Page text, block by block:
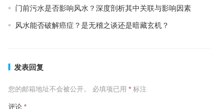
门前污水是否影响风水？深度剖析其中关联与影响因素
风水能否破解癌症？是无稽之谈还是暗藏玄机？
发表回复
您的邮箱地址不会被公开。 必填项已用 *标注
评论 *